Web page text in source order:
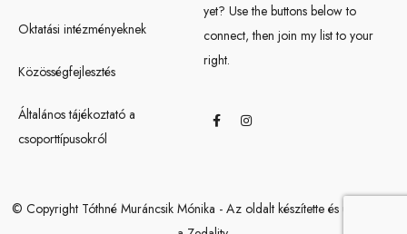
Oktatási intézményeknek
Közösségfejlesztés
Általános tájékoztató a
csoporttípusokról
yet? Use the buttons below to
connect, then join my list to your
right.
© Copyright Tóthné Muráncsik Mónika - Az oldalt készítette és üzemelteti